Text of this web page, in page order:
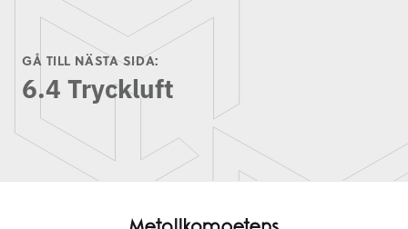
GÅ TILL NÄSTA SIDA:
6.4 Tryckluft